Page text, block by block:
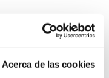
Acerca de las cookies